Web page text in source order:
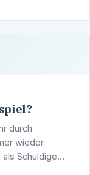
durch
wieder
Schuldige